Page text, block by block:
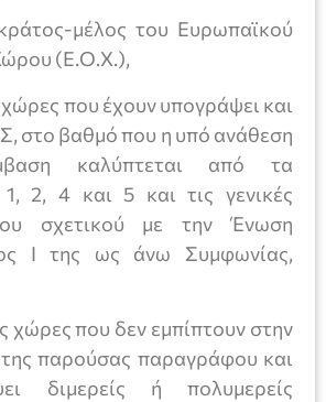
μέλος του Ευρωπαϊκού
(Ε.Ο.Χ.),
που έχουν υπογράψει και
στο βαθμό που η υπό ανάθεση
καλύπτεται από τα
2, 4 και 5 και τις γενικές
σχετικού με την Ένωση
I της ως άνω Συμφωνίας,
που δεν εμπίπτουν στην
παρούσας παραγράφου και
διμερείς ή πολυμερείς